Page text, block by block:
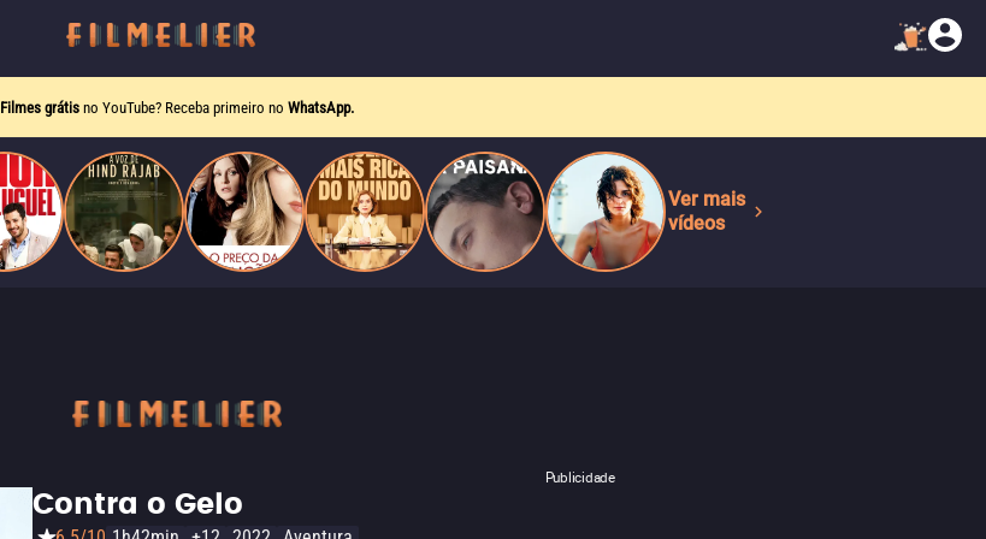
Ver mais
vídeos
Filmes grátis no YouTube? Receba primeiro no WhatsApp.
Publicidade
Contra o Gelo